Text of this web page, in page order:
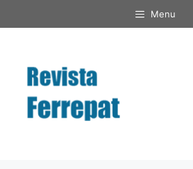
al
Menu